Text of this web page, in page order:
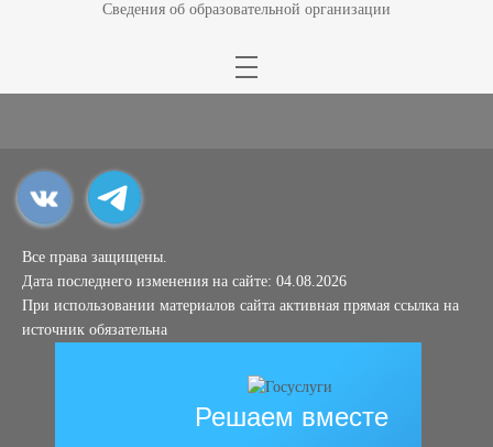
Сведения об образовательной организации
Все права защищены.
Дата последнего изменения на сайте: 04.08.2026
При использовании материалов сайта активная прямая ссылка на
источник обязательна
Решаем вместе